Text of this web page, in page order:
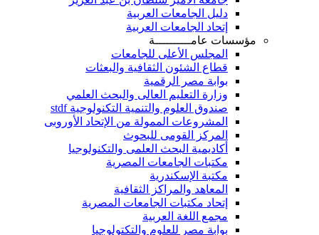
دليل الجامعات العربية
إتحاد الجامعات العربية
مؤسسات عامــــــــــة
المجلس الأعلى للجامعات
قطاع الشئون الثقافية والبعثات
بوابة مصر الرقمية
وزارة التعليم العالى والبحث العلمي
صندوق العلوم والتنمية التكنولوجية stdf
المشروعات الممولة من الإتحاد الأوروبى
المركز القومى للبحوث
أكاديمية البحث العلمى والتكنولوجيا
مكتبات الجامعات المصرية
مكتبة الإسكندرية
المعاهد والمراكز الثقافية
إتحاد مكتبات الجامعات المصرية
مجمع اللغة العربية
بوابة مصر للعلوم والتكتولوجيا